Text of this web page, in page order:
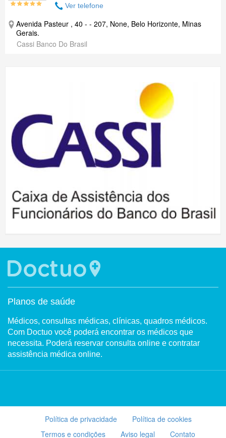
Ver telefone
Avenida Pasteur , 40 - - 207, None, Belo Horizonte, Minas
Gerais.
Cassi Banco Do Brasil
Planos de saúde
Médicos, consultas médicas, clínicas, quadros médicos.
Com Doctuo você poderá encontrar os médicos que
necessita. Poderá reservar consulta online e contratar
assistência médica online.
Política de privacidade
Política de cookies
Termos e condições
Aviso legal Contato